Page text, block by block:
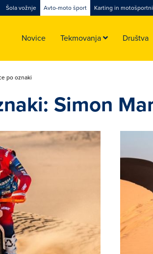
Šola vožnje Avto-moto šport Karting in
Novice Tekmovanja Društva
po oznaki
Simon